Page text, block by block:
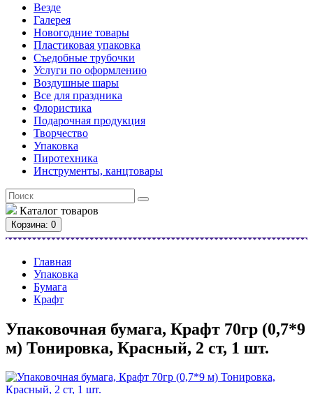
Везде
Галерея
Новогодние товары
Пластиковая упаковка
Съедобные трубочки
Услуги по оформлению
Воздушные шары
Все для праздника
Флористика
Подарочная продукция
Творчество
Упаковка
Пиротехника
Инструменты, канцтовары
Каталог товаров
Корзина: 0
Главная
Упаковка
Бумага
Крафт
Упаковочная бумага, Крафт 70гр (0,7*9
м) Тонировка, Красный, 2 ст, 1 шт.